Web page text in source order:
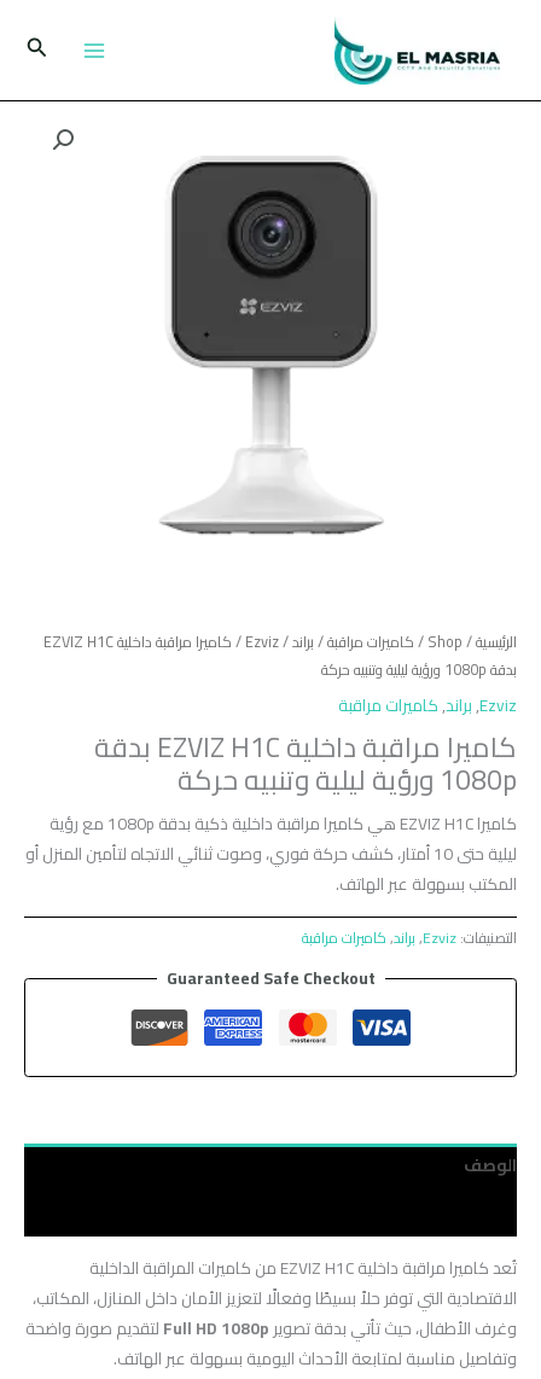
المحتوى
البحث
الرئيسية/
Shop
/كاميرات مراقبة/براند/
Ezviz
/ كاميرا مراقبة داخلية EZVIZ H1C
بدقة 1080p ورؤية ليلية وتنبيه حركة
Ezviz
,براند,كاميرات مراقبة
كاميرا مراقبة داخلية EZVIZ H1C بدقة
1080p ورؤية ليلية وتنبيه حركة
كاميرا EZVIZ H1C هي كاميرا مراقبة داخلية ذكية بدقة 1080p مع رؤية
ليلية حتى 10 أمتار، كشف حركة فوري، وصوت ثنائي الاتجاه لتأمين المنزل أو
المكتب بسهولة عبر الهاتف.
التصنيفات:Ezviz
,براند,كاميرات مراقبة
Guaranteed Safe Checkout
الوصف
تُعد كاميرا مراقبة داخلية EZVIZ H1C من كاميرات المراقبة الداخلية
الاقتصادية التي توفر حلاً بسيطًا وفعالًا لتعزيز الأمان داخل المنازل، المكاتب،
وغرف الأطفال، حيث تأتي بدقة تصويرFull HD 1080pلتقديم صورة واضحة
وتفاصيل مناسبة لمتابعة الأحداث اليومية بسهولة عبر الهاتف.